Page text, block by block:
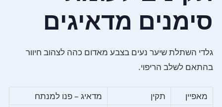
סימנים מדאיגים
גלדי השתלת שיער נעים בצבע מאדום כהה לצהוב חיוור
בהתאם לשלב הריפוי.
מאפיין תקין מדאיג – פנו למנתח